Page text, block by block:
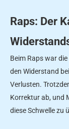
Raps: Der
Beim Raps war
den Widerstand
Verlusten.
Korrektur ab, und
diese Schwelle zu